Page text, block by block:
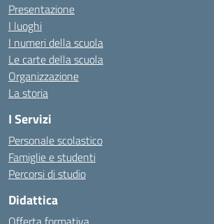
Presentazione
I luoghi
I numeri della scuola
Le carte della scuola
Organizzazione
La storia
I Servizi
Personale scolastico
Famiglie e studenti
Percorsi di studio
Didattica